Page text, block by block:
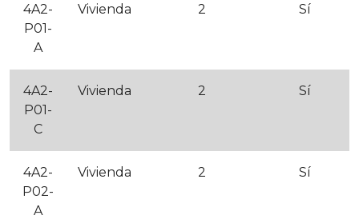
4A2-
P01-
A
Vivienda 2 Sí
4A2-
P01-
C
Vivienda 2 Sí
4A2-
P02-
A
Vivienda 2 Sí